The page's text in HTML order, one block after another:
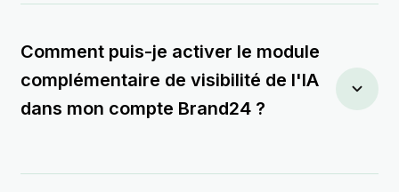
Comment puis-je activer le module
complémentaire de visibilité de l'IA
dans mon compte Brand24 ?